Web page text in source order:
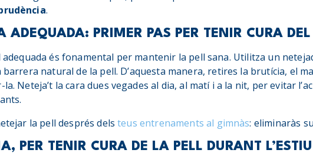
.
ADEQUADA: PRIMER PAS PER TENIR CURA DEL
és fonamental per mantenir la pell sana. Utilitza un
natural de la pell. D’aquesta manera, retires la brutícia, el
Neteja’t la cara dues vegades al dia, al matí i a la nit, per evitar
la pell després dels teus entrenaments al gimnàs: eliminaràs
PER TENIR CURA DE LA PELL DURANT L’ESTIU